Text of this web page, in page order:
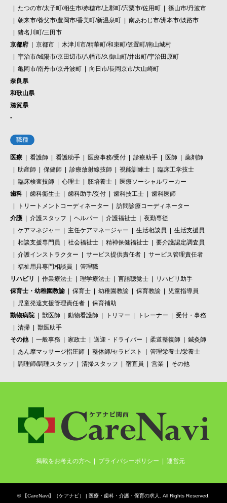
たつの市/太子町/相生市/赤穂市/上郡町/宍粟市/佐用町
篠山市/丹波市
朝来市/養父市/豊岡市/香美町/新温泉町
南あわじ市/洲本市/淡路市
猪名川町/三田市
京都府
京都市
木津川市/精華町/和束町/笠置町/南山城村
宇治市/城陽市/京田辺市/八幡市/久御山町/井出町/宇治田原町
亀岡市/南丹市/京丹波町
向日市/長岡京市/大山崎町
奈良県
和歌山県
滋賀県
-
職種
医療 看護師 看護助手 医療事務/受付 診療助手 医師
薬剤師
助産師
保健師 診療放射線技師 視能訓練士
臨床工学技士
臨床検査技師
心理士 胚培養士
医療ソーシャルワーカー
歯科
歯科衛生士 歯科助手/受付 歯科技工士
歯科医師
トリートメントコーディネーター
訪問診療コーディネーター
介護
介護スタッフ ヘルパー 介護福祉士
夜勤専従
ケアマネジャー
主任ケアマネージャー 生活相談員
生活支援員
相談支援専門員
社会福祉士 精神保健福祉士
要介護認定調査員
介護インストラクター
サービス提供責任者
サービス管理責任者
福祉用具専門相談員
管理職
リハビリ
作業療法士 理学療法士 言語聴覚士
リハビリ助手
保育士・幼稚園教諭
保育士 幼稚園教諭 保育教諭
児童指導員
児童発達支援管理責任者
保育補助
動物病院
獣医師 動物看護師 トリマー トレーナー
受付・事務
清掃
獣医助手
その他
一般事務 家政士 送迎・ドライバー 柔道整復師
鍼灸師
あん摩マッサージ指圧師
整体師/セラピスト
管理栄養士/栄養士
調理師/調理スタッフ
清掃スタッフ 宿直員 営業 その他
掲載をお考えの方へ プライバシーポリシー 運営元
© 【CareNavi】（ケアナビ） | 医療・歯科・介護・保育の求人‎ . All Rights Reserved.